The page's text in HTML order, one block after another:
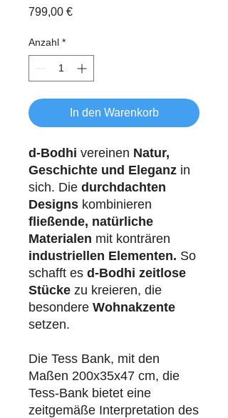
799,00 €Preis
Anzahl *
In den Warenkorb
d-Bodhi vereinen Natur,
Geschichte und Eleganz in
sich. Die durchdachten
Designs kombinieren
fließende, natürliche
Materialen mit konträren
industriellen Elementen. So
schafft es d-Bodhi zeitlose
Stücke zu kreieren, die
besondere Wohnakzente
setzen.
Die Tess Bank, mit den
Maßen 200x35x47 cm, die
Tess-Bank bietet eine
zeitgemäße Interpretation des